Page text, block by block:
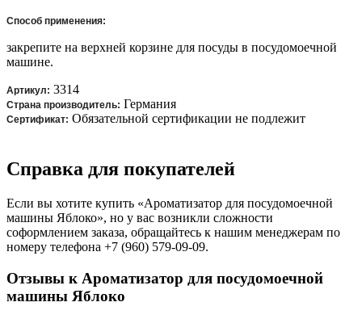
Способ применения:
закрепите на верхней корзине для посуды в посудомоечной
машине.
Артикул: 3314
Страна производитель: Германия
Сертификат: Обязательной сертификации не подлежит
Справка для покупателей
Если вы хотите купить «Ароматизатор для посудомоечной
машины Яблоко», но у вас возникли сложности
соформлением заказа, обращайтесь к нашим менеджерам по
номеру телефона +7 (960) 579-09-09.
Отзывы к Ароматизатор для посудомоечной
машины Яблоко